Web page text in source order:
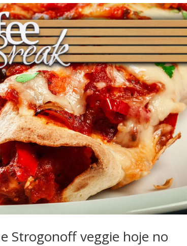
Strogonoff veggie hoje no